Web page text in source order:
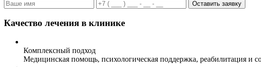
Оставить заявку
Качество лечения в клинике
Комплексный подход
Медицинская помощь, психологическая поддержка, реабилитация и